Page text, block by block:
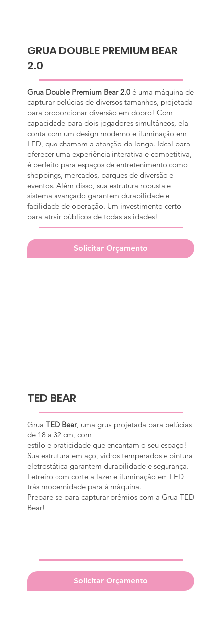
GRUA DOUBLE PREMIUM BEAR
2.0
Grua Double Premium Bear 2.0é uma máquina de
capturar pelúcias de diversos tamanhos, projetada
para proporcionar diversão em dobro! Com
capacidade para dois jogadores simultâneos, ela
conta com um design moderno e iluminação em
LED, que chamam a atenção de longe. Ideal para
oferecer uma experiência interativa e competitiva,
é perfeito para espaços de entretenimento como
shoppings, mercados, parques de diversão e
eventos. Além disso, sua estrutura robusta e
sistema avançado garantem durabilidade e
facilidade de operação. Um investimento certo
para atrair públicos de todas as idades!
Solicitar Orçamento
TED BEAR
Grua TED Bear, uma grua projetada para pelúcias
de 18 a 32 cm, com
estilo e praticidade que encantam o seu espaço!
Sua estrutura em aço, vidros temperados e pintura
eletrostática garantem durabilidade e segurança.
Letreiro com corte a lazer e iluminação em LED
trás modernidade para à máquina.
Prepare-se para capturar prêmios com a Grua TED
Bear!
Solicitar Orçamento